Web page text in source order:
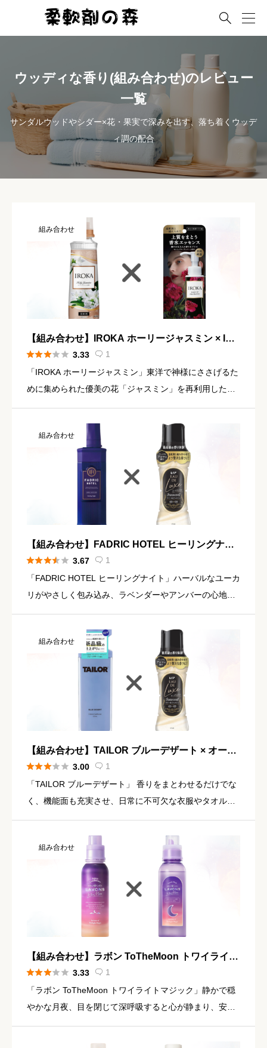

ウッディな香り(組み合わせ)のレビュー
一覧
サンダルウッドやシダー×花・果実で深みを出す、落ち着くウッデ
ィ調の配合
組み合わせ
【組み合わせ】IROKA ホーリージャスミン × IRO
KA センシュアル・アンバー
 3.33  1
「IROKA ホーリージャスミン」東洋で神様にささげるた
めに集められた優美の花「ジャスミン」を再利用した清
に広がるジャスミンにすっきりとしたユーカリが調和し
た清らかで洗練 […]
組み合わせ
【組み合わせ】FADRIC HOTEL ヒーリングナイ
ト × オードリュクス リリー&ジャスミン
 3.67  1
「FADRIC HOTEL ヒーリングナイト」ハーバルなユーカ
リがやさしく包み込み、ラベンダーやアンバーの心地よ
青から蒼へ変わる空。ハーバルでみたされる香り。くつ
ろぎのひ […]
組み合わせ
【組み合わせ】TAILOR ブルーデザート × オード
リュクス リリー&ジャスミン
 3.00  1
「TAILOR ブルーデザート」 香りをまとわせるだけでな
く、機能面も充実させ、日常に不可欠な衣服やタオルを
なめらかに仕立ててくれます。思わず深呼吸したくなる
ような、エア […]
組み合わせ
【組み合わせ】ラボン ToTheMoon トワイライト
マジック × シャレボン トワイライトマジック
 3.33  1
「ラボン ToTheMoon トワイライトマジック」静かで穏
やかな月夜、目を閉じて深呼吸すると心が静まり、安ら